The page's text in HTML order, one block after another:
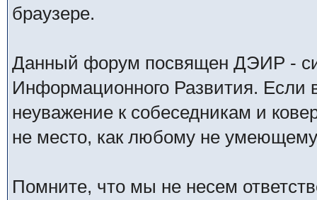
браузере.
Данный форум посвящен ДЭИР -
Информационного Развития. Если
неуважение к собеседникам и
не место, как любому не умеющему
Помните, что мы не несем